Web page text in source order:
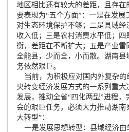
地区相比还有较大的差距，且存在
要表现为“五个方面”：一是在发展
对生态环境保护不够；二是县域经
收入低；三是农村消费水平低；四
衡，差距在不断扩大；五是产业雷
全能县，少而全，小而散。湖南县
务依然艰巨。
当前，为积极应对国内外复杂的
央转变经济发展方式的一系列重大
发展，推动全省“四化两型”进程，
会的艰巨任务，必须大力推动湖南
大转型”：
一是发展思想转型：县域经济由